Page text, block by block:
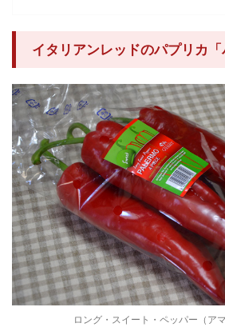
イタリアンレッドのパプリカ「
ロング・スイート・ペッパー（ア